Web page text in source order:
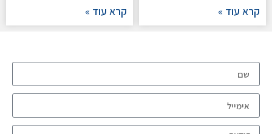
קרא עוד »
קרא עוד »